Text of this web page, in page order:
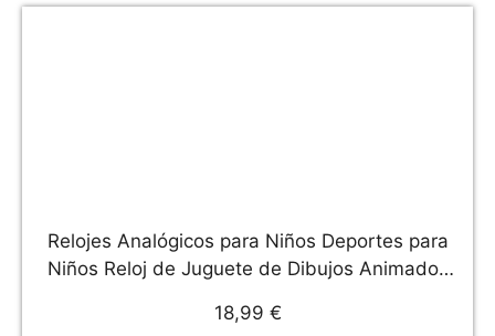
Relojes Analógicos para Niños Deportes para
Niños Reloj de Juguete de Dibujos Animados
Relojes de Pulsera Regalo para Niña
18,99 €